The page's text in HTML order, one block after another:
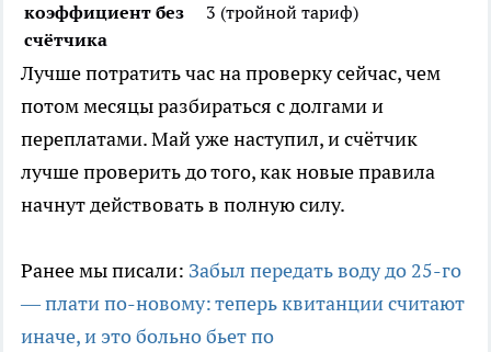
коэффициент без
счётчика
3 (тройной тариф)
Лучше потратить час на проверку сейчас, чем
потом месяцы разбираться с долгами и
переплатами. Май уже наступил, и счётчик
лучше проверить до того, как новые правила
начнут действовать в полную силу.
Ранее мы писали: Забыл передать воду до 25-го
— плати по-новому: теперь квитанции считают
иначе, и это больно бьет по